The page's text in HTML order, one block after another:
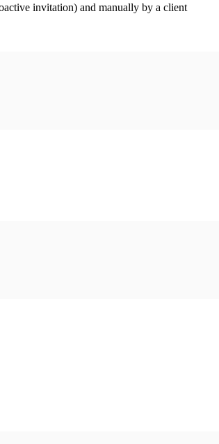
invitation) and manually by a client